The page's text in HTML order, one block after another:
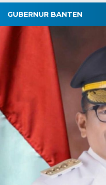
GUBERNUR BANTEN